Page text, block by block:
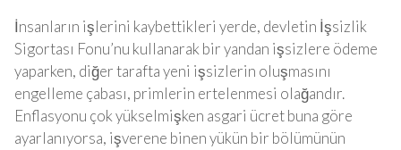
İnsanların işlerini kaybettikleri yerde, devletin İşsizlik
Sigortası Fonu’nu kullanarak bir yandan işsizlere ödeme
yaparken, diğer tarafta yeni işsizlerin oluşmasını
engelleme çabası, primlerin ertelenmesi olağandır.
Enflasyonu çok yükselmişken asgari ücret buna göre
ayarlanıyorsa, işverene binen yükün bir bölümünün